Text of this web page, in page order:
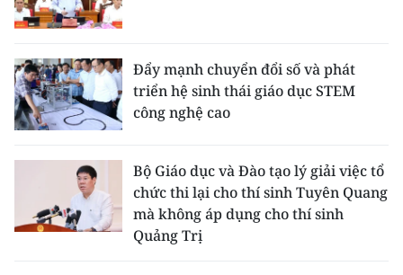
Đẩy mạnh chuyển đổi số và phát
triển hệ sinh thái giáo dục STEM
công nghệ cao
Bộ Giáo dục và Đào tạo lý giải việc tổ
chức thi lại cho thí sinh Tuyên Quang
mà không áp dụng cho thí sinh
Quảng Trị